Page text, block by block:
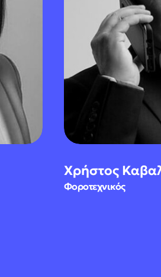
Χρήστος
Φοροτεχνικός